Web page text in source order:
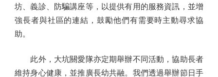
坊、義診、防騙講座等，以提供有用的服務資訊，並增
強長者與社區的連結，鼓勵他們有需要時主動尋求協
助。
此外，大坑關愛隊亦定期舉辦不同活動，協助長者
維持身心健康，並推廣長幼共融。我們透過舉辦節日手